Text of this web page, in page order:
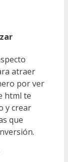
atraer
por ver
html te
y crear
que